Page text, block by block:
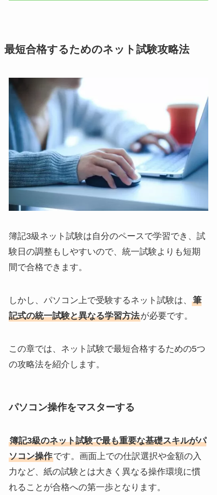
最短合格するためのネット試験攻略法
簿記3級ネット試験は自分のペースで学習でき、試
験日の調整もしやすいので、統一試験よりも短期
間で合格できます。
しかし、パソコン上で受験するネット試験は、 筆
記式の統一試験と異なる学習方法が必要です。
この章では、ネット試験で最短合格するための5つ
の攻略法を紹介します。
パソコン操作をマスターする
簿記3級のネット試験で最も重要な基礎スキルがパ
ソコン操作です。画面上での仕訳選択や金額の入
力など、紙の試験とは大きく異なる操作環境に慣
れることが合格への第一歩となります。